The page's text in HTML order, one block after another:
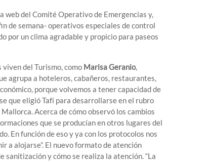
web del Comité Operativo de Emergencias y,
de semana- operativos especiales de control
por un clima agradable y propicio para paseos
viven del Turismo, como Marisa Geranio,
agrupa a hoteleros, cabañeros, restaurantes,
porque volvemos a tener capacidad de
que eligió Tafí para desarrollarse en el rubro
Acerca de cómo observó los cambios
que se producían en otros lugares del
En función de eso y ya con los protocolos nos
a alojarse”. El nuevo formato de atención
y cómo se realiza la atención. “La